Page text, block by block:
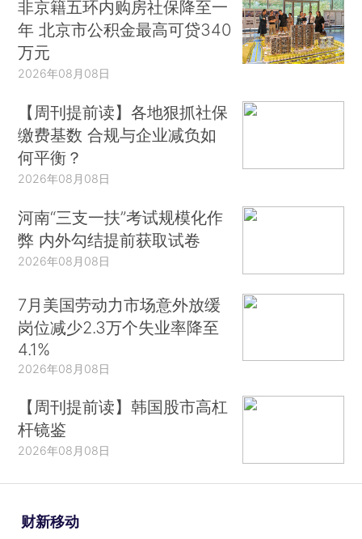
非京籍五环内购房社保降至一
年 北京市公积金最高可贷340
万元
2026年08月08日
【周刊提前读】各地狠抓社保
缴费基数 合规与企业减负如
何平衡？
2026年08月08日
河南“三支一扶”考试规模化作
弊 内外勾结提前获取试卷
2026年08月08日
7月美国劳动力市场意外放缓
岗位减少2.3万个失业率降至
4.1%
2026年08月08日
【周刊提前读】韩国股市高杠
杆镜鉴
2026年08月08日
财新移动